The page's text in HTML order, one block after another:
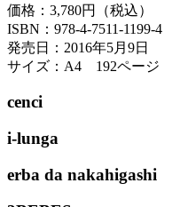
価格：3,780円（税込）
ISBN：978-4-7511-1199-4
発売日：2016年5月9日
サイズ：A4 192ページ
cenci
i-lunga
erba da nakahigashi